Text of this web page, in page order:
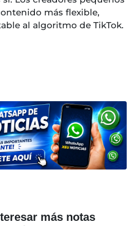
más flexible,
al algoritmo de TikTok.
más notas